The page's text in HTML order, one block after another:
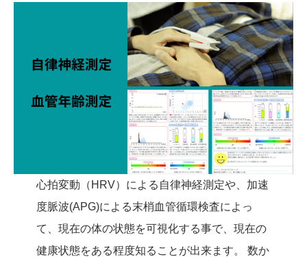
心拍変動（HRV）による自律神経測定や、加速
度脈波(APG)による末梢血管循環検査によっ
て、現在の体の状態を可視化する事で、現在の
健康状態をある程度知ることが出来ます。 数か